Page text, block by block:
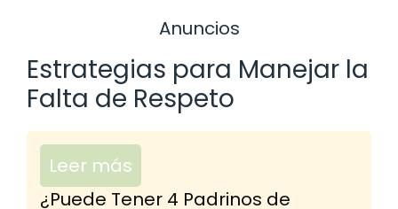
Anuncios
Estrategias para Manejar la
Falta de Respeto
Leer más
¿Puede Tener 4 Padrinos de